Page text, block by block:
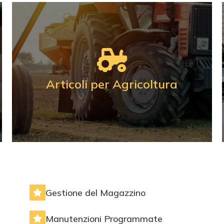
Articoli per Agricoltura
Agricole
accessori e articoli per il lavoro dei campi,
Gestione del Magazzino
Manutenzioni Programmate